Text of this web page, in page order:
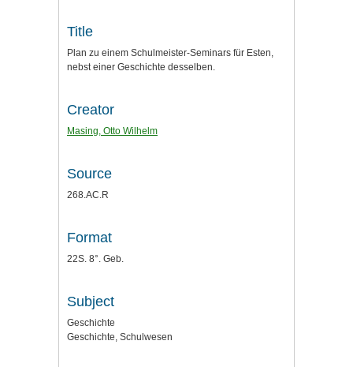
Title
Plan zu einem Schulmeister-Seminars für Esten,
nebst einer Geschichte desselben.
Creator
Masing, Otto Wilhelm
Source
268.AC.R
Format
22S. 8°. Geb.
Subject
Geschichte
Geschichte, Schulwesen